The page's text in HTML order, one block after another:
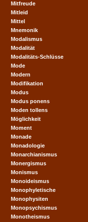
Mitfreude
Mitleid
Mittel
Mnemonik
Modalismus
Modalität
Modalitäts-Schlüsse
Mode
Modern
Modifikation
Modus
Modus ponens
Moden tollens
Möglichkeit
Moment
Monade
Monadologie
Monarchianismus
Monergismus
Monismus
Monoideismus
Monophyletische
Monophysiten
Monopsychismus
Monotheismus